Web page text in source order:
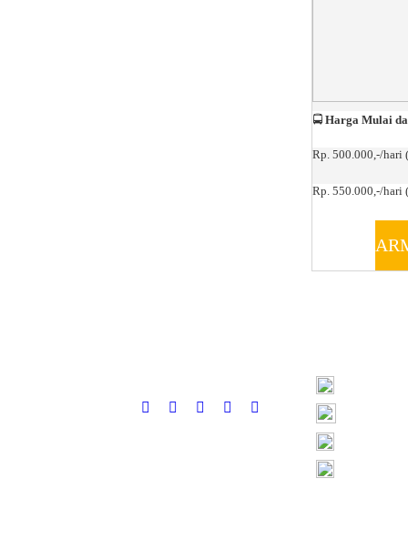
🚍 Harga Mulai
Rp. 500.000,-/hari
Rp. 550.000,-/hari